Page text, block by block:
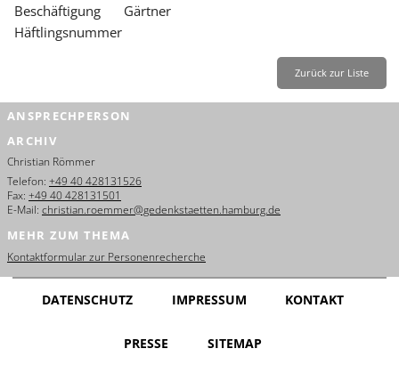
SERVICE
Français
Dansk
Español
Nederlands
Leichte Sprache
Beschäftigung
Gärtner
Häftlingsnummer
Zurück zur Liste
ANSPRECHPERSON
ARCHIV
Christian Römmer
Telefon: +49 40 428131526
Fax: +49 40 428131501
E-Mail: christian.roemmer@gedenkstaetten.hamburg.de
MEHR ZUM THEMA
Kontaktformular zur Personenrecherche
DATENSCHUTZ IMPRESSUM KONTAKT
PRESSE SITEMAP